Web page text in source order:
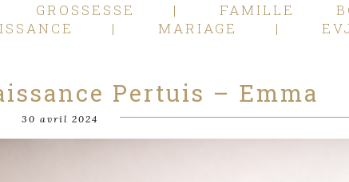
GROSSESSE FAMILLE
MARIAGE
Pertuis – Emma
30 avril 2024